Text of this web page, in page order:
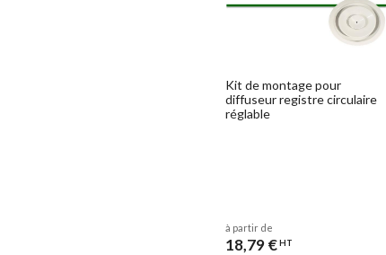
Kit de montage pour
diffuseur registre circulaire
réglable
à partir de
18,79 €HT